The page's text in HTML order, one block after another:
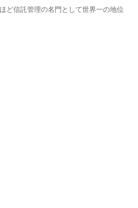
ど信託管理の名門として世界一の地位